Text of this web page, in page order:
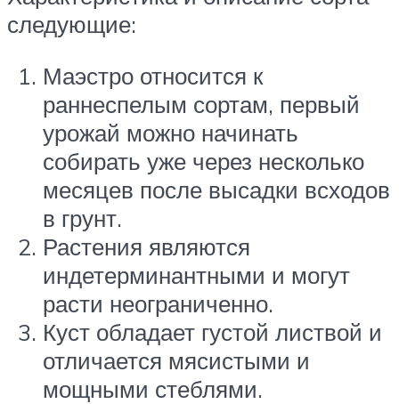
следующие:
Маэстро относится к
раннеспелым сортам, первый
урожай можно начинать
собирать уже через несколько
месяцев после высадки всходов
в грунт.
Растения являются
индетерминантными и могут
расти неограниченно.
Куст обладает густой листвой и
отличается мясистыми и
мощными стеблями.